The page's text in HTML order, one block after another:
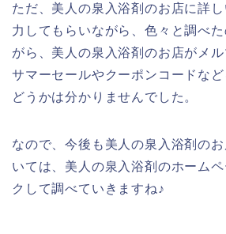
ただ、美人の泉入浴剤のお店に詳
力してもらいながら、色々と調べ
がら、美人の泉入浴剤のお店がメ
サマーセールやクーポンコードな
どうかは分かりませんでした。
なので、今後も美人の泉入浴剤の
いては、美人の泉入浴剤のホーム
クして調べていきますね♪